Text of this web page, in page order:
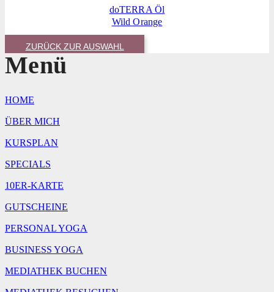
doTERRA Öl
Wild Orange
ZURÜCK ZUR AUSWAHL
Menü
HOME
ÜBER MICH
KURSPLAN
SPECIALS
10ER-KARTE
GUTSCHEINE
PERSONAL YOGA
BUSINESS YOGA
MEDIATHEK BUCHEN